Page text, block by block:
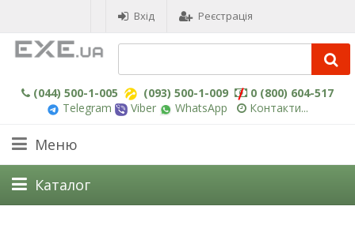
Вхід Реєстрація
(044) 500-1-005 (093) 500-1-009
0 (800) 604-517
Telegram
Viber WhatsApp Контакти...
Меню
Каталог